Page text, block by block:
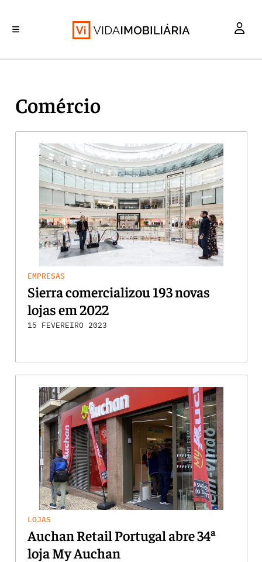
Comércio
EMPRESAS
Sierra comercializou 193 novas
lojas em 2022
15 FEVEREIRO 2023
LOJAS
Auchan Retail Portugal abre 34ª
loja My Auchan